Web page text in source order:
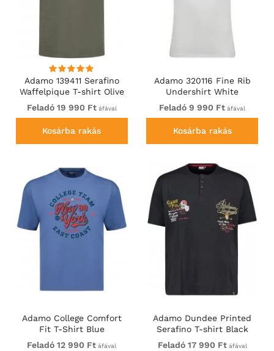
Adamo 139411 Serafino
Waffelpique T-shirt Olive
Green
Feladó 19 990 Ftáfával
Kosárba rakás
Adamo 320116 Fine Rib
Undershirt White
Feladó 9 990 Ft áfával
Kosárba rakás
Adamo College Comfort
Fit T-Shirt Blue
Feladó 12 990 Ft áfával
Adamo Dundee Printed
Serafino T-shirt Black
Feladó 17 990 Ftáfával